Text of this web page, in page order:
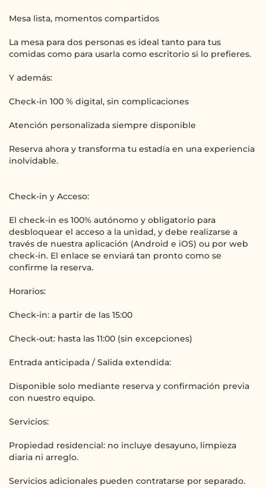
Mesa lista, momentos compartidos
La mesa para dos personas es ideal tanto para tus
comidas como para usarla como escritorio si lo prefieres.
Y además:
Check-in 100 % digital, sin complicaciones
Atención personalizada siempre disponible
Reserva ahora y transforma tu estadía en una experiencia
inolvidable.
Check-in y Acceso:
El check-in es 100% autónomo y obligatorio para
desbloquear el acceso a la unidad, y debe realizarse a
través de nuestra aplicación (Android e iOS) ou por web
check-in. El enlace se enviará tan pronto como se
confirme la reserva.
Horarios:
Check-in: a partir de las 15:00
Check-out: hasta las 11:00 (sin excepciones)
Entrada anticipada / Salida extendida:
Disponible solo mediante reserva y confirmación previa
con nuestro equipo.
Servicios:
Propiedad residencial: no incluye desayuno, limpieza
diaria ni arreglo.
Servicios adicionales pueden contratarse por separado.